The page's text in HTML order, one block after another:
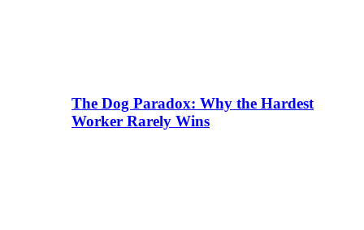
The Dog Paradox: Why the Hardest
Worker Rarely Wins